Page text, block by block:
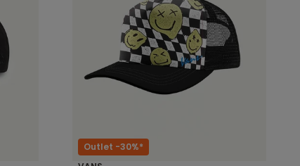
Outlet -30%*